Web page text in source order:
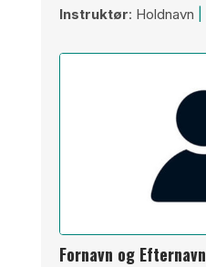
Instruktør: Holdnavn
Fornavn og Efternavn